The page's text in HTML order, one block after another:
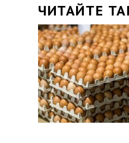
ЧИТАЙТЕ